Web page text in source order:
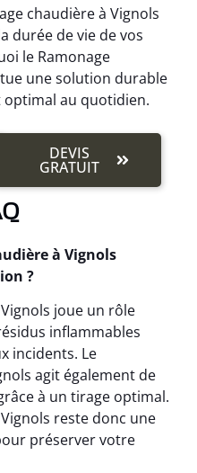
chaudière à Vignols
durée de vie de vos
le Ramonage
une solution durable
au quotidien.
DEVIS
GRATUIT
à Vignols
?
joue un rôle
inflammables
incidents. Le
agit également de
à un tirage optimal.
reste donc une
préserver votre